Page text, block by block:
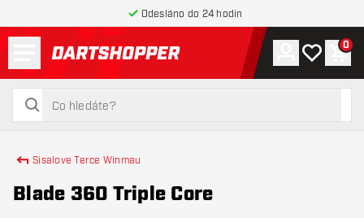
Odesláno do 24 hodin
Zpět na hlavní stránku
hledat
hledat
ÚčetMůj 0
Sisalove Terce Winmau
Blade 360 Triple Core